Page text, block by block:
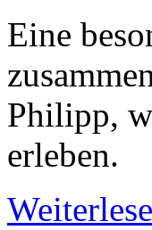
Eine
Philipp,
erleben.